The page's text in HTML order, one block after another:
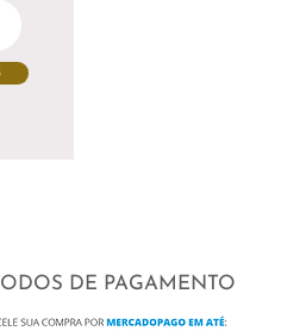
DE PAGAMENTO